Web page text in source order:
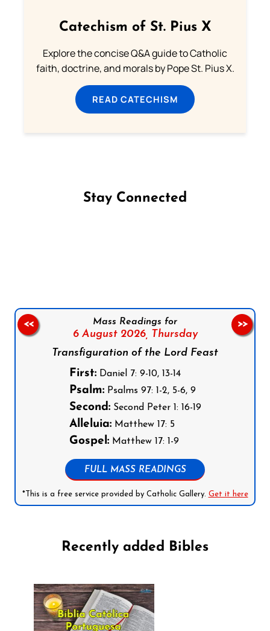
Catechism of St. Pius X
Explore the concise Q&A guide to Catholic
faith, doctrine, and morals by Pope St. Pius X.
READ CATECHISM
Stay Connected
Mass Readings for
6 August 2026, Thursday
Transfiguration of the Lord Feast
First:Daniel 7: 9-10, 13-14
Psalm:Psalms 97: 1-2, 5-6, 9
Second:Second Peter 1: 16-19
Alleluia:Matthew 17: 5
Gospel:Matthew 17: 1-9
FULL MASS READINGS
*This is a free service provided by Catholic Gallery. Get it here
<< >>
Recently added Bibles